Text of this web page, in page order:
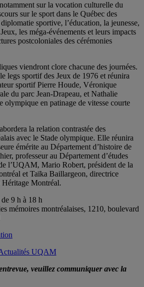
sur la vocation culturelle du
sur le sport dans le Québec des
sportive, l’éducation, la jeunesse,
les méga-événements et leurs impacts
postcoloniales des cérémonies
viendront clore chacune des journées.
legs sportif des Jeux de 1976 et réunira
sportif Pierre Houde, Véronique
du parc Jean-Drapeau, et Nathalie
olympique en patinage de vitesse courte
la relation contrastée des
avec le Stade olympique. Elle réunira
émérite au Département d’histoire de
professeur au Département d’études
l’UQAM, Mario Robert, président de la
et Taïka Baillargeon, directrice
Montréal.
9 h à 18 h
mémoires montréalaises, 1210, boulevard
UQAM
veuillez communiquer avec la